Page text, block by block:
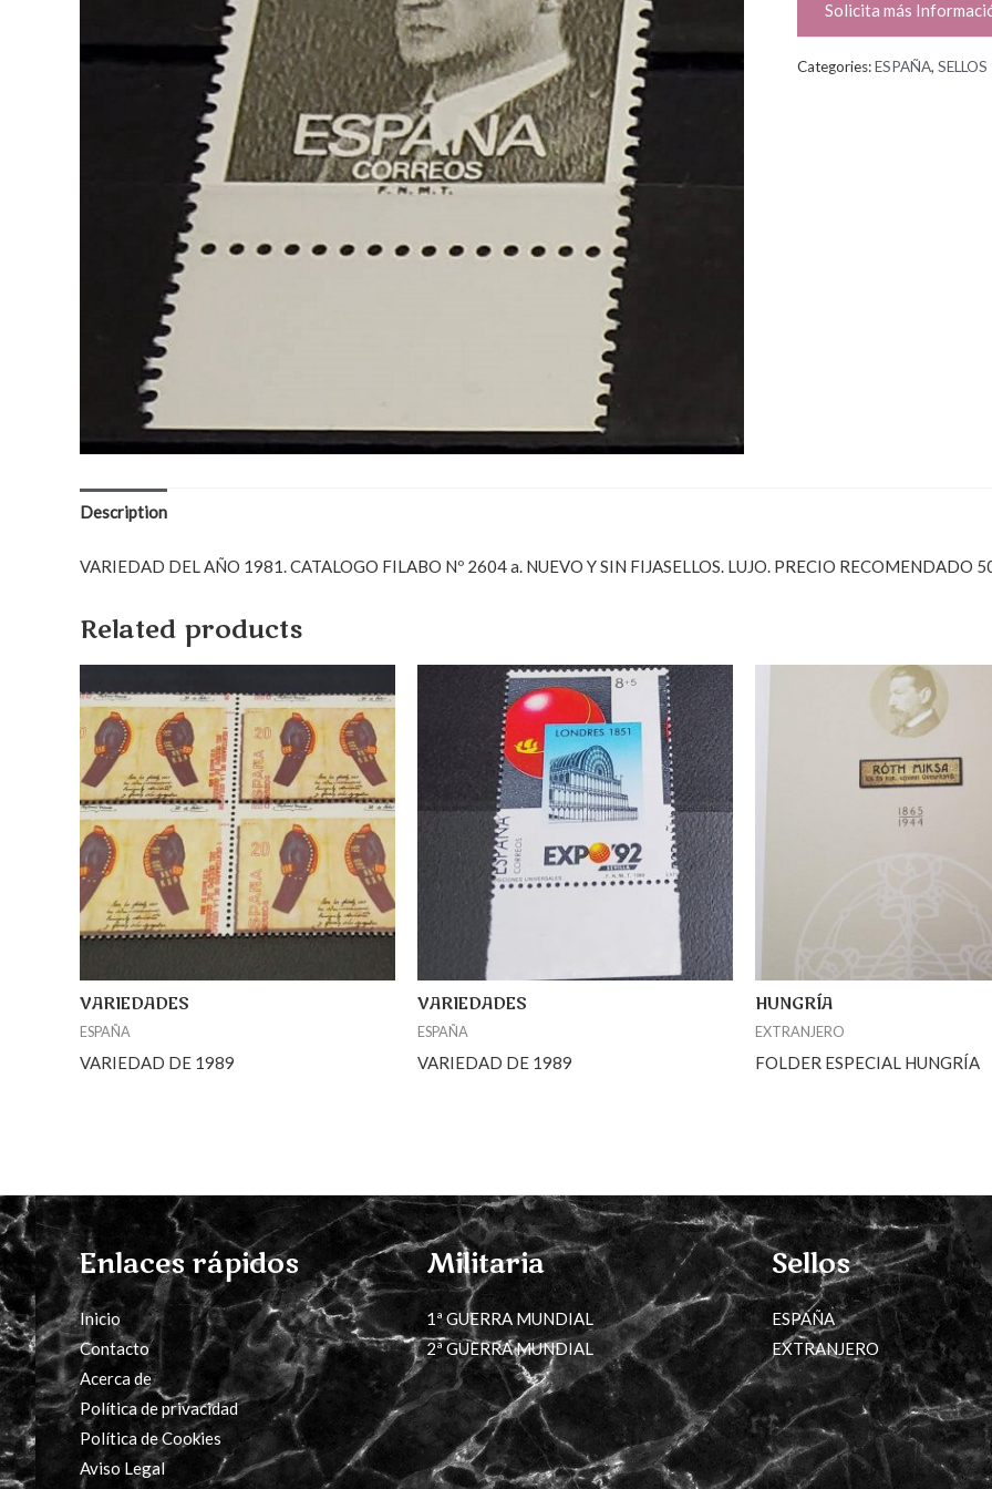
Solicita más
Categories:ESPAÑA, SELLOS
Description
VARIEDAD DEL AÑO 1981. CATALOGO FILABO Nº 2604 a. NUEVO Y SIN FIJASELLOS. LUJO. PRECIO RECOMENDADO
Related products
VARIEDADES
ESPAÑA
VARIEDAD DE 1989
VARIEDADES
ESPAÑA
VARIEDAD DE 1989
HUNGRÍA
EXTRANJERO
FOLDER ESPECIAL HUNGRÍA
Enlaces rápidos
Inicio
Contacto
Acerca de
Política de privacidad
Política de Cookies
Aviso Legal
Militaria
1ª GUERRA MUNDIAL
2ª GUERRA MUNDIAL
Sellos
ESPAÑA
EXTRANJERO